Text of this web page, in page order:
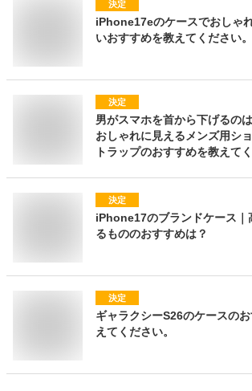
決定
iPhone17eのケースでおしゃ
いおすすめを教えてください。
決定
男がスマホを首から下げるの
おしゃれに見えるメンズ用シ
トラップのおすすめを教えて
決定
iPhone17のブランドケース｜
るもののおすすめは？
決定
ギャラクシーS26のケースの
えてください。